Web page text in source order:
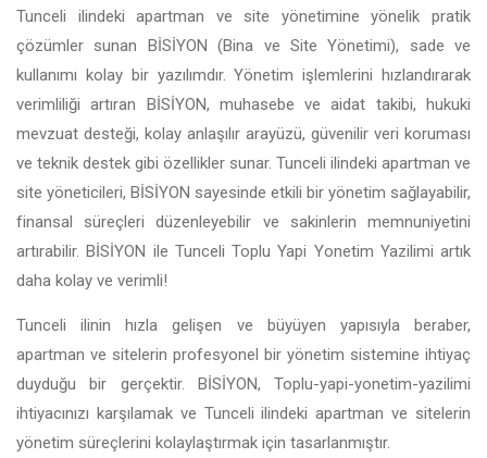
Tunceli ilindeki apartman ve site yönetimine yönelik pratik
çözümler sunan BİSİYON (Bina ve Site Yönetimi), sade ve
kullanımı kolay bir yazılımdır. Yönetim işlemlerini hızlandırarak
verimliliği artıran BİSİYON, muhasebe ve aidat takibi, hukuki
mevzuat desteği, kolay anlaşılır arayüzü, güvenilir veri koruması
ve teknik destek gibi özellikler sunar. Tunceli ilindeki apartman ve
site yöneticileri, BİSİYON sayesinde etkili bir yönetim sağlayabilir,
finansal süreçleri düzenleyebilir ve sakinlerin memnuniyetini
artırabilir. BİSİYON ile Tunceli Toplu Yapi Yonetim Yazilimi artık
daha kolay ve verimli!
Tunceli ilinin hızla gelişen ve büyüyen yapısıyla beraber,
apartman ve sitelerin profesyonel bir yönetim sistemine ihtiyaç
duyduğu bir gerçektir. BİSİYON, Toplu-yapi-yonetim-yazilimi
ihtiyacınızı karşılamak ve Tunceli ilindeki apartman ve sitelerin
yönetim süreçlerini kolaylaştırmak için tasarlanmıştır.